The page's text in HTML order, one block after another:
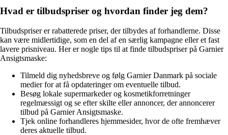
Hvad er tilbudspriser og hvordan finder jeg dem?
Tilbudspriser er rabatterede priser, der tilbydes af forhandlerne. Disse
kan være midlertidige, som en del af en særlig kampagne eller et fast
lavere prisniveau. Her er nogle tips til at finde tilbudspriser på Garnier
Ansigtsmaske:
Tilmeld dig nyhedsbreve og følg Garnier Danmark på sociale
medier for at få opdateringer om eventuelle tilbud.
Besøg lokale supermarkeder og kosmetikforretninger
regelmæssigt og se efter skilte eller annoncer, der annoncerer
tilbud på Garnier Ansigtsmaske.
Tjek online forhandleres hjemmesider, hvor de ofte fremhæver
deres aktuelle tilbud.